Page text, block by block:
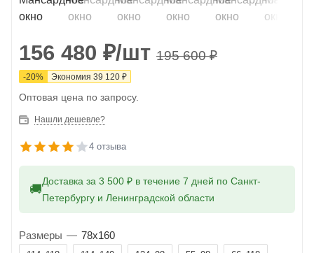
156 480 ₽/шт 195 600₽
-20% Экономия 39 120 ₽
Оптовая цена по запросу.
Нашли дешевле?
4 отзыва
🚚
Доставка за 3 500 ₽ в течение 7 дней по Санкт-
Петербургу и Ленинградской области
Размеры — 78x160